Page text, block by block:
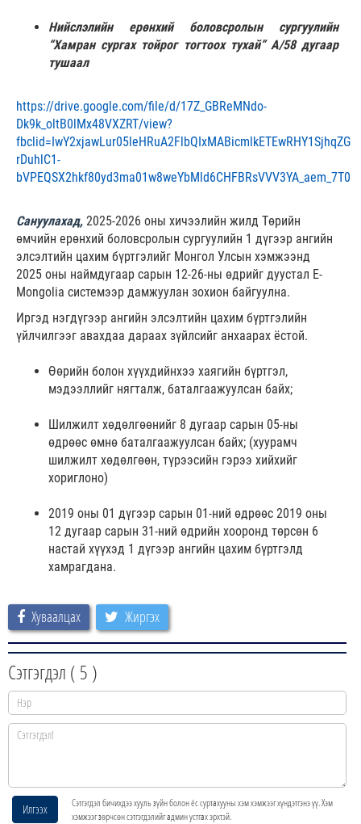
Нийслэлийн ерөнхий боловсролын сургуулийн
“Хамран сургах тойрог тогтоох тухай” А/58 дугаар
тушаал
https://drive.google.com/file/d/17Z_GBReMNdo-
Dk9k_oltB0lMx48VXZRT/view?
rDuhlC1-
Сануулахад, 2025-2026 оны хичээлийн жилд Төрийн
өмчийн ерөнхий боловсролын сургуулийн 1 дүгээр ангийн
элсэлтийн цахим бүртгэлийг Монгол Улсын хэмжээнд
2025 оны наймдугаар сарын 12-26-ны өдрийг дуустал E-
Mongolia системээр дамжуулан зохион байгуулна.
Иргэд нэгдүгээр ангийн элсэлтийн цахим бүртгэлийн
үйлчилгээг авахдаа дараах зүйлсийг анхаарах ёстой.
Өөрийн болон хүүхдийнхээ хаягийн бүртгэл,
мэдээллийг нягталж, баталгаажуулсан байх;
Шилжилт хөдөлгөөнийг 8 дугаар сарын 05-ны
өдрөөс өмнө баталгаажуулсан байх; (хуурамч
шилжилт хөдөлгөөн, түрээсийн гэрээ хийхийг
хориглоно)
2019 оны 01 дүгээр сарын 01-ний өдрөөс 2019 оны
12 дугаар сарын 31-ний өдрийн хооронд төрсөн 6
настай хүүхэд 1 дүгээр ангийн цахим бүртгэлд
хамрагдана.
Хуваалцах Жиргэх
Сэтгэгдэл ( 5 )
Илгээх
Сэтгэгдэл бичихдээ хууль зүйн болон ёс суртахууны хэм хэмжээг хүндэтгэнэ үү. Хэм
хэмжээг зөрчсөн сэтгэгдэлийг админ устгах эрхтэй.